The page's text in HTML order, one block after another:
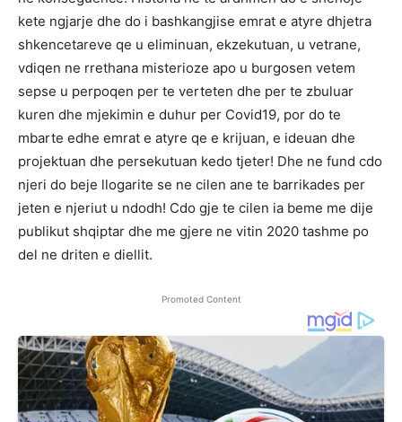
kete ngjarje dhe do i bashkangjise emrat e atyre dhjetra
shkencetareve qe u eliminuan, ekzekutuan, u vetrane,
vdiqen ne rrethana misterioze apo u burgosen vetem
sepse u perpoqen per te verteten dhe per te zbuluar
kuren dhe mjekimin e duhur per Covid19, por do te
mbarte edhe emrat e atyre qe e krijuan, e ideuan dhe
projektuan dhe persekutuan kedo tjeter! Dhe ne fund cdo
njeri do beje llogarite se ne cilen ane te barrikades per
jeten e njeriut u ndodh! Cdo gje te cilen ia beme me dije
publikut shqiptar dhe me gjere ne vitin 2020 tashme po
del ne driten e diellit.
Promoted Content